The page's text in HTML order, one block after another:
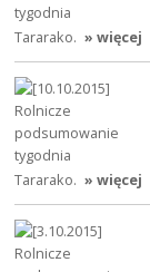
Tararako. » więcej
Tararako. » więcej